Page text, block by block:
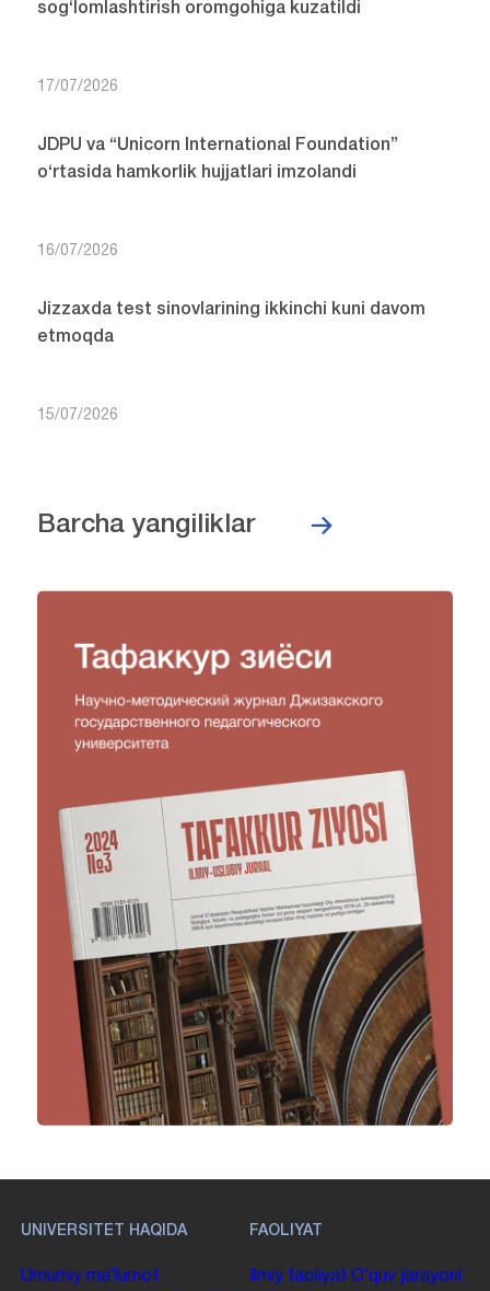
sog‘lomlashtirish oromgohiga kuzatildi
17/07/2026
JDPU va “Unicorn International Foundation”
o‘rtasida hamkorlik hujjatlari imzolandi
16/07/2026
Jizzaxda test sinovlarining ikkinchi kuni davom
etmoqda
15/07/2026
Barcha yangiliklar
UNIVERSITET HAQIDA
Umumiy maʼlumot
FAOLIYAT
Ilmiy faoliyat Oʻquv jarayoni